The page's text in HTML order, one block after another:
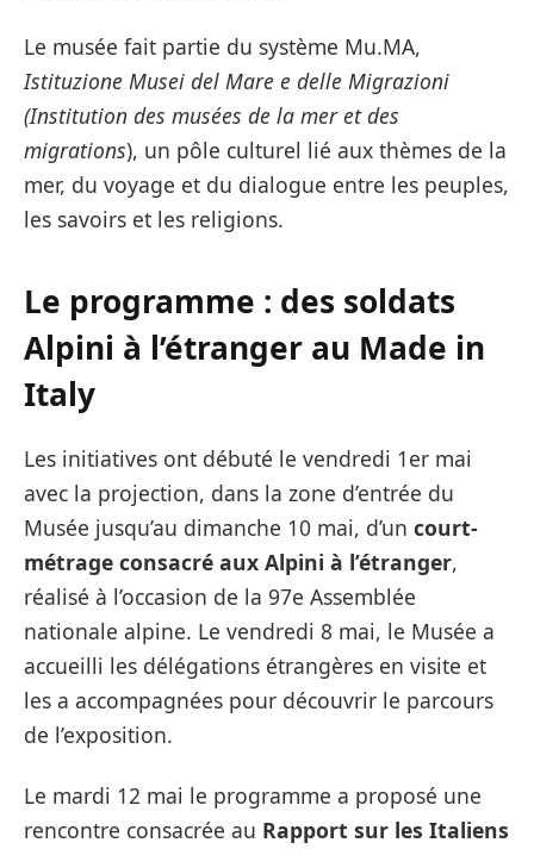
Le musée fait partie du système Mu.MA,
Istituzione Musei del Mare e delle Migrazioni
(Institution des musées de la mer et des
migrations), un pôle culturel lié aux thèmes de la
mer, du voyage et du dialogue entre les peuples,
les savoirs et les religions.
Le programme : des soldats
Alpini à l’étranger au Made in
Italy
Les initiatives ont débuté le vendredi 1er mai
avec la projection, dans la zone d’entrée du
Musée jusqu’au dimanche 10 mai, d’un court-
métrage consacré aux Alpini à l’étranger,
réalisé à l’occasion de la 97e Assemblée
nationale alpine. Le vendredi 8 mai, le Musée a
accueilli les délégations étrangères en visite et
les a accompagnées pour découvrir le parcours
de l’exposition.
Le mardi 12 mai le programme a proposé une
rencontre consacrée au Rapport sur les Italiens